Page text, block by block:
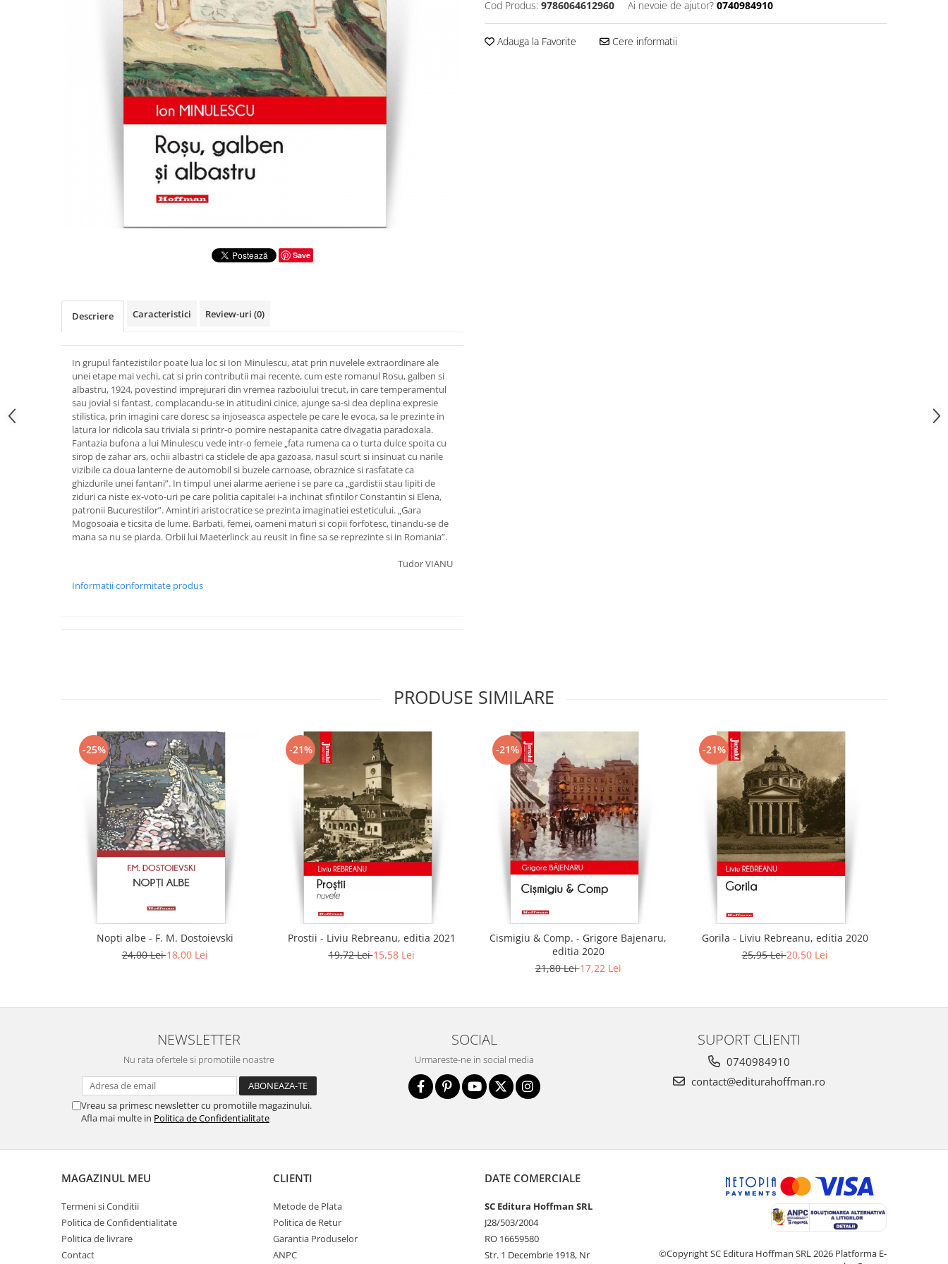
Publicistica / Reportaje / Interviuri
Save
Cod Produs: 9786064612960 Ai nevoie de ajutor? 0740984910
Adauga la Favorite Cere informatii
Descriere Caracteristici Review-uri (0)
In grupul fantezistilor poate lua loc si Ion Minulescu, atat prin nuvelele extraordinare ale
unei etape mai vechi, cat si prin contributii mai recente, cum este romanul Rosu, galben si
albastru, 1924, povestind imprejurari din vremea razboiului trecut, in care temperamentul
sau jovial si fantast, complacandu-se in atitudini cinice, ajunge sa-si dea deplina expresie
stilistica, prin imagini care doresc sa injoseasca aspectele pe care le evoca, sa le prezinte in
latura lor ridicola sau triviala si printr-o pornire nestapanita catre divagatia paradoxala.
Fantazia bufona a lui Minulescu vede intr-o femeie „fata rumena ca o turta dulce spoita cu
sirop de zahar ars, ochii albastri ca sticlele de apa gazoasa, nasul scurt si insinuat cu narile
vizibile ca doua lanterne de automobil si buzele carnoase, obraznice si rasfatate ca
ghizdurile unei fantani”. In timpul unei alarme aeriene i se pare ca „gardistii stau lipiti de
ziduri ca niste ex-voto-uri pe care politia capitalei i-a inchinat sfintilor Constantin si Elena,
patronii Bucurestilor”. Amintiri aristocratice se prezinta imaginatiei esteticului. „Gara
Mogosoaia e ticsita de lume. Barbati, femei, oameni maturi si copii forfotesc, tinandu-se de
mana sa nu se piarda. Orbii lui Maeterlinck au reusit in fine sa se reprezinte si in Romania”.
Tudor VIANU
Informatii conformitate produs
PRODUSE SIMILARE
-25%
Nopti albe - F. M. Dostoievski
24,00 Lei18,00 Lei
-21%
Prostii - Liviu Rebreanu, editia 2021
19,72 Lei15,58 Lei
-21%
Cismigiu & Comp. - Grigore Bajenaru,
editia 2020
21,80 Lei17,22 Lei
-21%
Gorila - Liviu Rebreanu, editia 2020
25,95 Lei20,50 Lei
NEWSLETTER
Nu rata ofertele si promotiile noastre
Vreau sa primesc newsletter cu promotiile magazinului.
Afla mai multe in Politica de Confidentialitate
SOCIAL
Urmareste-ne in social media
SUPORT CLIENTI
0740984910
contact@editurahoffman.ro
MAGAZINUL MEU
Termeni si Conditii
Politica de Confidentialitate
Politica de livrare
Contact
CLIENTI
Metode de Plata
Politica de Retur
Garantia Produselor
ANPC
DATE COMERCIALE
SC Editura Hoffman SRL
J28/503/2004
RO 16659580
Str. 1 Decembrie 1918, Nr
©Copyright SC Editura Hoffman SRL 2026 Platforma E-